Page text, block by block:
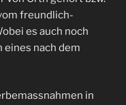
freundlich-
es auch noch
eines nach dem
in